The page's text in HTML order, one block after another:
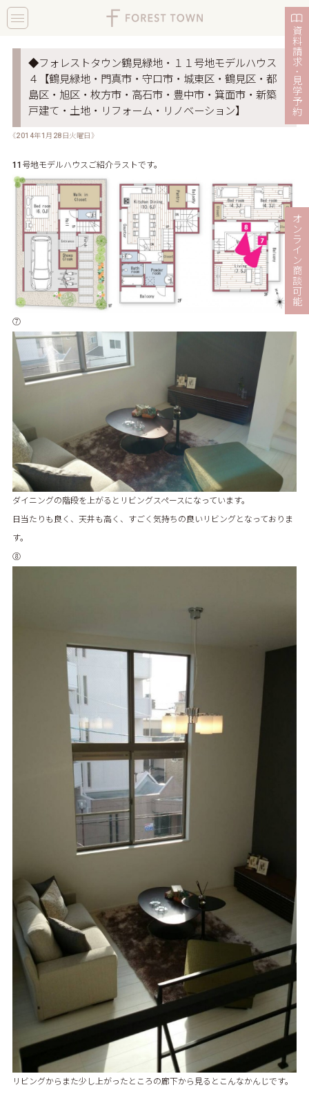
toggle
navigation
◆フォレストタウン鶴見緑地・１１号地モデルハウス
４【鶴見緑地・門真市・守口市・城東区・鶴見区・都
島区・旭区・枚方市・高石市・豊中市・箕面市・新築
戸建て・土地・リフォーム・リノベーション】
《2014年1月28日火曜日》
11号地モデルハウスご紹介ラストです。
⑦
ダイニングの階段を上がるとリビングスペースになっています。
日当たりも良く、天井も高く、すごく気持ちの良いリビングとなっておりま
す。
⑧
リビングからまた少し上がったところの廊下から見るとこんなかんじです。
資
料
請
求
・
見
学
予
約
オ
ン
ラ
イ
ン
商
談
可
能